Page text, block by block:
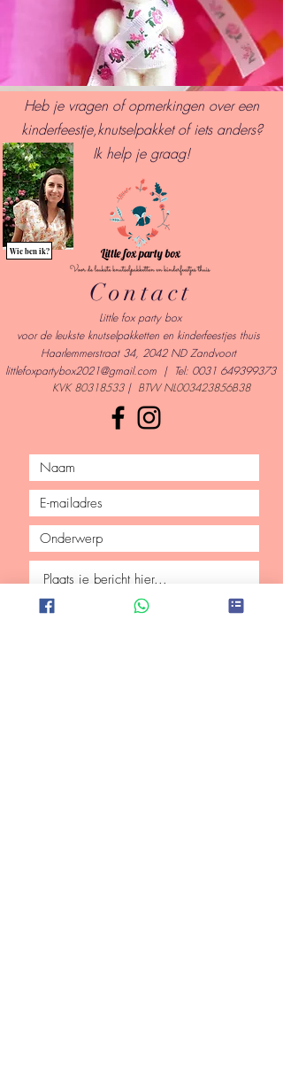
Heb je vragen of opmerkingen over een
kinderfeestje,knutselpakket of iets anders?
Ik help je graag!
Wie ben ik?
Contact
Little fox party box
voor de leukste knutselpakketten en kinderfeestjes thuis
Haarlemmerstraat 34, 2042 ND Zandvoort
littlefoxpartybox2021@gmail.com| Tel: 0031 649399373
KVK80318533 | BTW NL003423856B38